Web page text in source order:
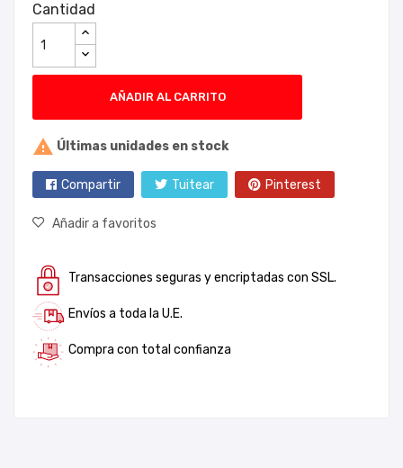
Cantidad
AÑADIR AL CARRITO
 Últimas unidades en stock
Compartir Tuitear Pinterest
Añadir a favoritos
Transacciones seguras y encriptadas con SSL.
Envíos a toda la U.E.
Compra con total confianza